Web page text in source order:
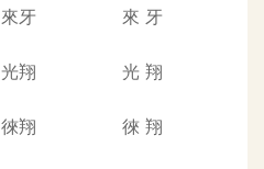
來牙 來 牙
光翔 光 翔
徠翔 徠 翔